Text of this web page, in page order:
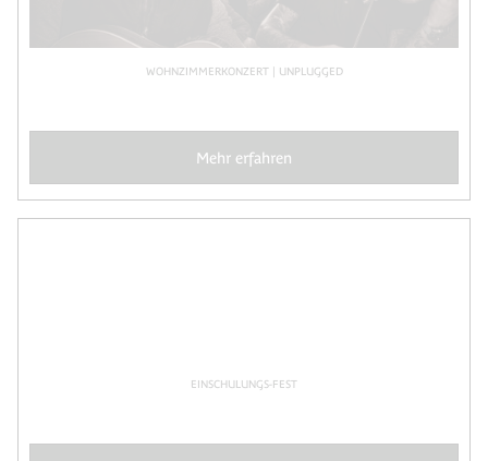
WOHNZIMMERKONZERT | UNPLUGGED
Mehr erfahren
EINSCHULUNGS-FEST